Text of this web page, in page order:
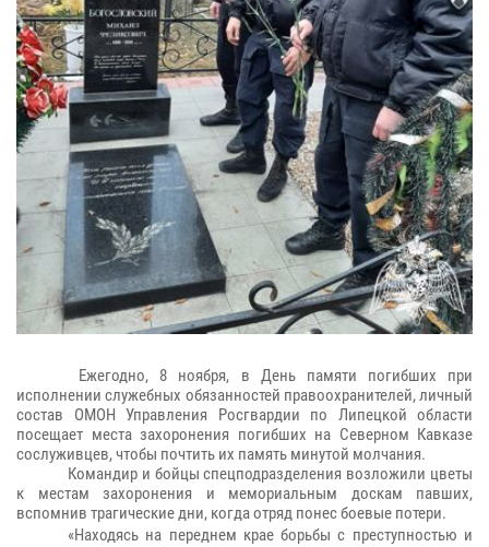
Ежегодно, 8 ноября, в День памяти погибших при
исполнении служебных обязанностей правоохранителей, личный
состав ОМОН Управления Росгвардии по Липецкой области
посещает места захоронения погибших на Северном Кавказе
сослуживцев, чтобы почтить их память минутой молчания.
Командир и бойцы спецподразделения возложили цветы
к местам захоронения и мемориальным доскам павших,
вспомнив трагические дни, когда отряд понес боевые потери.
«Находясь на переднем крае борьбы с преступностью и